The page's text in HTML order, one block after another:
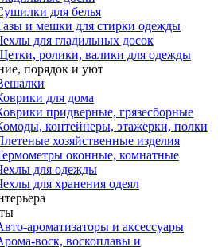
для белья
и мешки для стирки одежды
для гладильных досок
ролики, валики для одежды
порядок и уют
для дома
придверные, грязесборные
контейнеры, этажерки, полки
хозяйственные изделия
оконные, комнатные
для одежды
для хранения одеял
ароматизаторы и аксессуары
воск, воскоплавы и